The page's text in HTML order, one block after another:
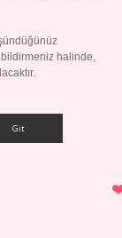
halinde,